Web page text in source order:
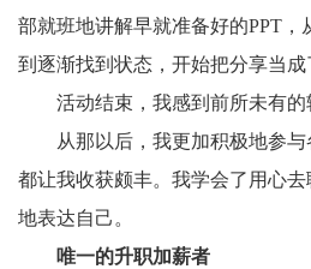
部就班地讲解早就准备好的PPT，
到逐渐找到状态，开始把分享当成
活动结束，我感到前所未有的
从那以后，我更加积极地参
都让我收获颇丰。我学会了用心
地表达自己。
唯一的升职加薪者